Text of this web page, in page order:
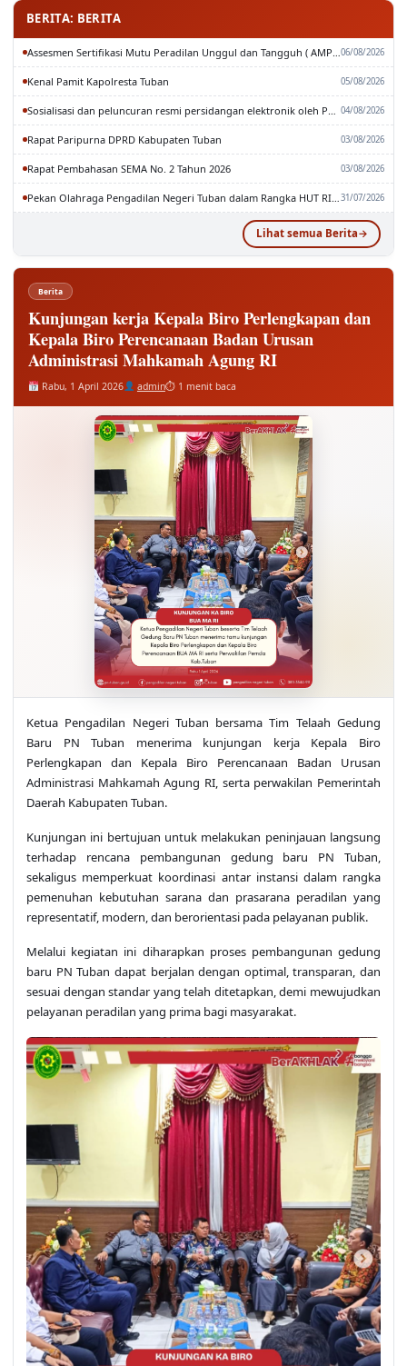
BERITA: BERITA
06/08/2026
Kenal Pamit Kapolresta Tuban 05/08/2026
04/08/2026
Rapat Paripurna DPRD Kabupaten Tuban 03/08/2026
Rapat Pembahasan SEMA No. 2 Tahun 2026 03/08/2026
31/07/2026
Lihat semua Berita
Berita
Kunjungan kerja Kepala Biro Perlengkapan dan
Kepala Biro Perencanaan Badan Urusan
Administrasi Mahkamah Agung RI
Rabu, 1 April 2026 admin⏱ 1 menit baca
Ketua Pengadilan Negeri Tuban bersama Tim Telaah Gedung
Baru PN Tuban menerima kunjungan kerja Kepala Biro
Perlengkapan dan Kepala Biro Perencanaan Badan Urusan
Administrasi Mahkamah Agung RI, serta perwakilan Pemerintah
Daerah Kabupaten Tuban.
Kunjungan ini bertujuan untuk melakukan peninjauan langsung
terhadap rencana pembangunan gedung baru PN Tuban,
sekaligus memperkuat koordinasi antar instansi dalam rangka
pemenuhan kebutuhan sarana dan prasarana peradilan yang
representatif, modern, dan berorientasi pada pelayanan publik.
Melalui kegiatan ini diharapkan proses pembangunan gedung
baru PN Tuban dapat berjalan dengan optimal, transparan, dan
sesuai dengan standar yang telah ditetapkan, demi mewujudkan
pelayanan peradilan yang prima bagi masyarakat.